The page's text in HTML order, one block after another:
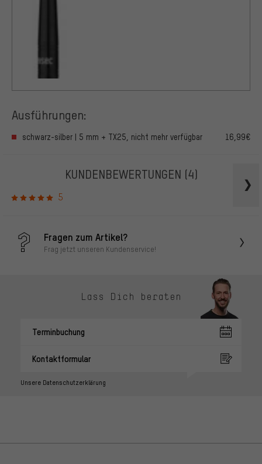
Ausführungen:
schwarz-silber | 5 mm + TX25, nicht mehr verfügbar 16,99€
KUNDENBEWERTUNGEN (4)
5
Fragen zum Artikel?
Frag jetzt unseren Kundenservice!
Lass Dich beraten
Terminbuchung
Kontaktformular
Unsere Datenschutzerklärung